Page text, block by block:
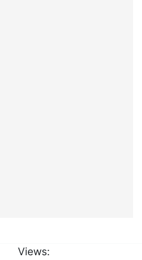
Views: